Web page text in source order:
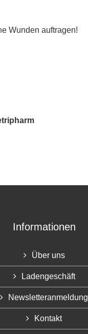
Wunden auftragen!
Informationen
Über uns
Ladengeschäft
Newsletteranmeldung
Kontakt